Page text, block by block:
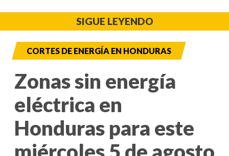
SIGUE LEYENDO
CORTES DE ENERGÍA EN HONDURAS
Zonas sin energía
eléctrica en
Honduras para este